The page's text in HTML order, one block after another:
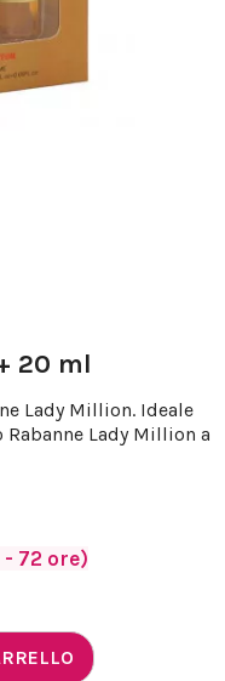
20 ml
Lady Million. Ideale
Lady Million a
72 ore)